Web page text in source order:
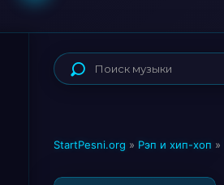
StartPesni.org » Рэп и хип-хоп »